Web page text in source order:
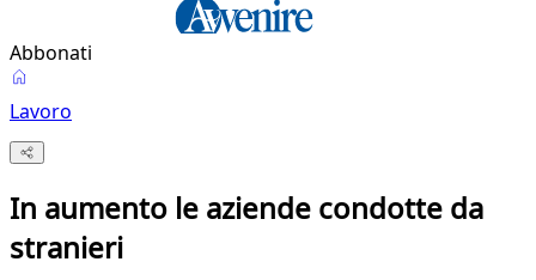
Abbonati
Lavoro
In aumento le aziende condotte da
stranieri